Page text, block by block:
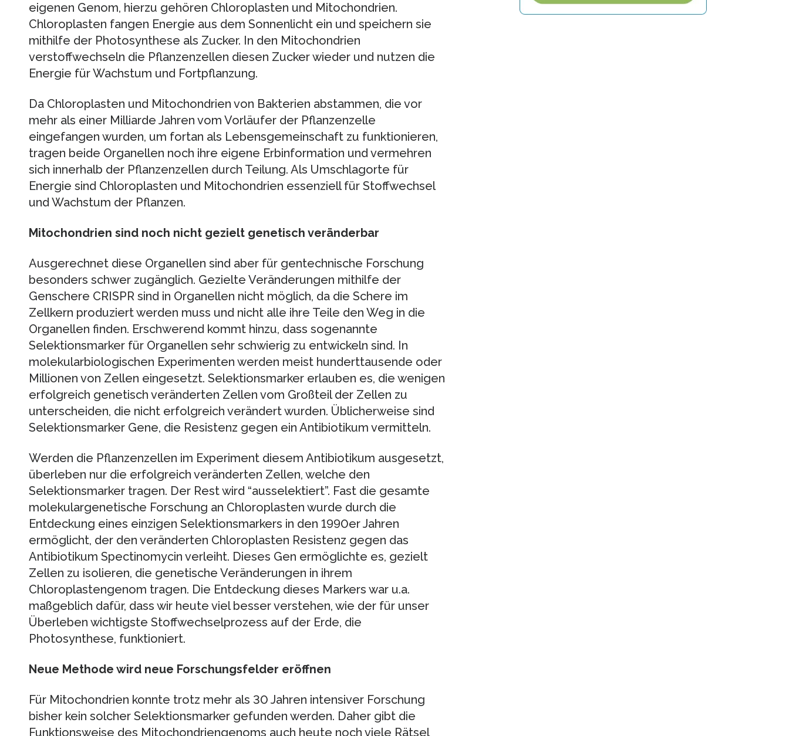
eigenen Genom, hierzu gehören Chloroplasten und Mitochondrien.
Chloroplasten fangen Energie aus dem Sonnenlicht ein und speichern sie
mithilfe der Photosynthese als Zucker. In den Mitochondrien
verstoffwechseln die Pflanzenzellen diesen Zucker wieder und nutzen die
Energie für Wachstum und Fortpflanzung.
Da Chloroplasten und Mitochondrien von Bakterien abstammen, die vor
mehr als einer Milliarde Jahren vom Vorläufer der Pflanzenzelle
eingefangen wurden, um fortan als Lebensgemeinschaft zu funktionieren,
tragen beide Organellen noch ihre eigene Erbinformation und vermehren
sich innerhalb der Pflanzenzellen durch Teilung. Als Umschlagorte für
Energie sind Chloroplasten und Mitochondrien essenziell für Stoffwechsel
und Wachstum der Pflanzen.
Mitochondrien sind noch nicht gezielt genetisch veränderbar
Ausgerechnet diese Organellen sind aber für gentechnische Forschung
besonders schwer zugänglich. Gezielte Veränderungen mithilfe der
Genschere CRISPR sind in Organellen nicht möglich, da die Schere im
Zellkern produziert werden muss und nicht alle ihre Teile den Weg in die
Organellen finden. Erschwerend kommt hinzu, dass sogenannte
Selektionsmarker für Organellen sehr schwierig zu entwickeln sind. In
molekularbiologischen Experimenten werden meist hunderttausende oder
Millionen von Zellen eingesetzt. Selektionsmarker erlauben es, die wenigen
erfolgreich genetisch veränderten Zellen vom Großteil der Zellen zu
unterscheiden, die nicht erfolgreich verändert wurden. Üblicherweise sind
Selektionsmarker Gene, die Resistenz gegen ein Antibiotikum vermitteln.
Werden die Pflanzenzellen im Experiment diesem Antibiotikum ausgesetzt,
überleben nur die erfolgreich veränderten Zellen, welche den
Selektionsmarker tragen. Der Rest wird “ausselektiert”. Fast die gesamte
molekulargenetische Forschung an Chloroplasten wurde durch die
Entdeckung eines einzigen Selektionsmarkers in den 1990er Jahren
ermöglicht, der den veränderten Chloroplasten Resistenz gegen das
Antibiotikum Spectinomycin verleiht. Dieses Gen ermöglichte es, gezielt
Zellen zu isolieren, die genetische Veränderungen in ihrem
Chloroplastengenom tragen. Die Entdeckung dieses Markers war u.a.
maßgeblich dafür, dass wir heute viel besser verstehen, wie der für unser
Überleben wichtigste Stoffwechselprozess auf der Erde, die
Photosynthese, funktioniert.
Neue Methode wird neue Forschungsfelder eröffnen
Für Mitochondrien konnte trotz mehr als 30 Jahren intensiver Forschung
bisher kein solcher Selektionsmarker gefunden werden. Daher gibt die
Funktionsweise des Mitochondriengenoms auch heute noch viele Rätsel